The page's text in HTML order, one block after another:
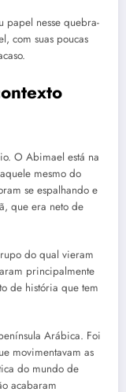
papel nesse quebra-
com suas poucas
O Abimael está na
mesmo do
se espalhando e
que era neto de
do qual vieram
principalmente
de história que tem
Arábica. Foi
movimentavam as
do mundo de
acabaram